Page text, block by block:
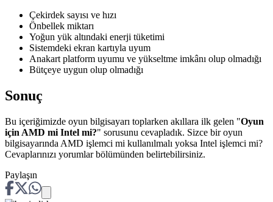
Çekirdek sayısı ve hızı
Önbellek miktarı
Yoğun yük altındaki enerji tüketimi
Sistemdeki ekran kartıyla uyum
Anakart platform uyumu ve yükseltme imkânı olup olmadığı
Bütçeye uygun olup olmadığı
Sonuç
Bu içeriğimizde oyun bilgisayarı toplarken akıllara ilk gelen "Oyun
için AMD mi Intel mi?" sorusunu cevapladık. Sizce bir oyun
bilgisayarında AMD işlemci mi kullanılmalı yoksa Intel işlemci mi?
Cevaplarınızı yorumlar bölümünden belirtebilirsiniz.
Paylaşın